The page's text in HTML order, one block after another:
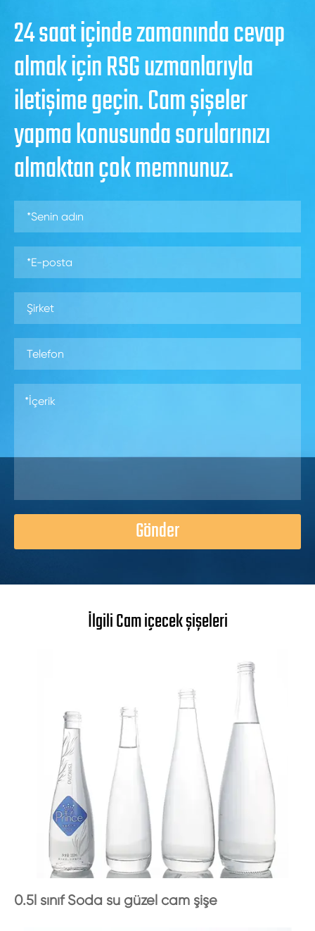
24 saat içinde zamanında cevap
almak için RSG uzmanlarıyla
iletişime geçin. Cam şişeler
yapma konusunda sorularınızı
almaktan çok memnunuz.
Gönder
İlgili Cam içecek şişeleri
0.5l sınıf Soda su güzel cam şişe